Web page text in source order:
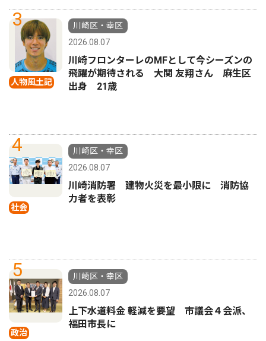
3
人物風土記
川崎区・幸区
2026.08.07
川崎フロンターレのMFとして今シーズンの
飛躍が期待される 大関 友翔さん 麻生区
出身 21歳
4
社会
川崎区・幸区
2026.08.07
川崎消防署 建物火災を最小限に 消防協
力者を表彰
5
政治
川崎区・幸区
2026.08.07
上下水道料金 軽減を要望 市議会４会派、
福田市長に